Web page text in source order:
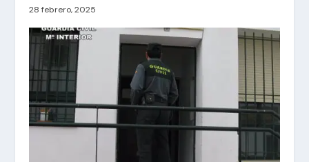
28 febrero, 2025